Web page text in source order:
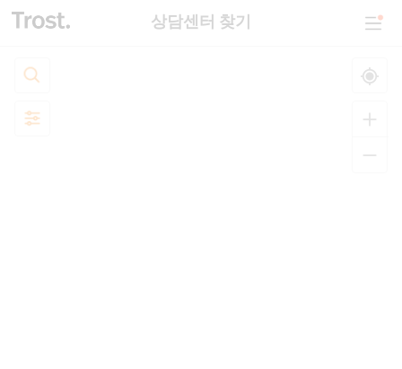
상담센터 찾기